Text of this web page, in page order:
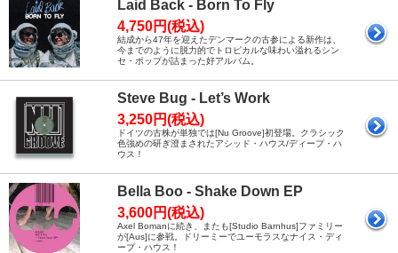
Laid Back - Born To Fly
4,750円(税込)
結成から47年を迎えたデンマークの古参による新作は、
今までのように脱力的でトロピカルな味わい溢れるシン
セ・ポップが詰まった好アルバム。
Steve Bug - Let’s Work
3,250円(税込)
ドイツの古株が単独では[Nu Groove]初登場。クラシック
色強めの研ぎ澄まされたアシッド・ハウス/ディープ・ハ
ウス！
Bella Boo - Shake Down EP
3,600円(税込)
Axel Bomanに続き、またも[Studio Barnhus]ファミリー
が[Aus]に参戦。ドリーミーでユーモラスなナイス・ディ
ープ・ハウス！